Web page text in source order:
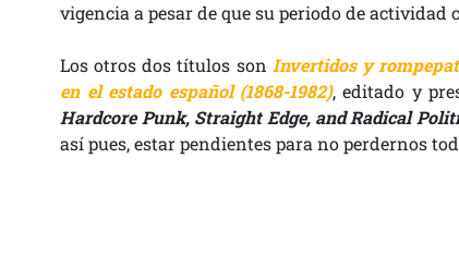
vigencia a pesar de que su periodo de actividad
Los otros dos títulos son Invertidos y
en el estado español (1868-1982), editado y
Hardcore Punk,Straight Edge, andRadical
así pues, estar pendientes para no perdernos